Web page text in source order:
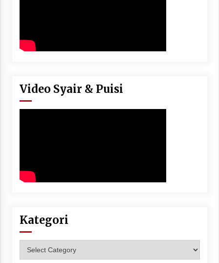
Video Syair & Puisi
Kategori